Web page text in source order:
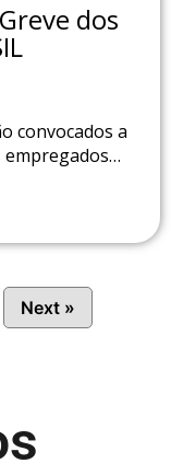
dos
convocados a
empregados…
Next »